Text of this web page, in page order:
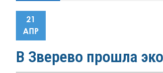
21
АПР
В Зверево прошла